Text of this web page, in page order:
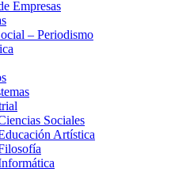
Empresas
– Periodismo
Sociales
Artística